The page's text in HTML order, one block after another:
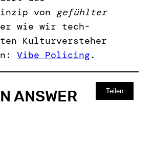
von gefühlter
wie wir tech-
Kulturversteher
Vibe Policing .
Teilen
ANSWER